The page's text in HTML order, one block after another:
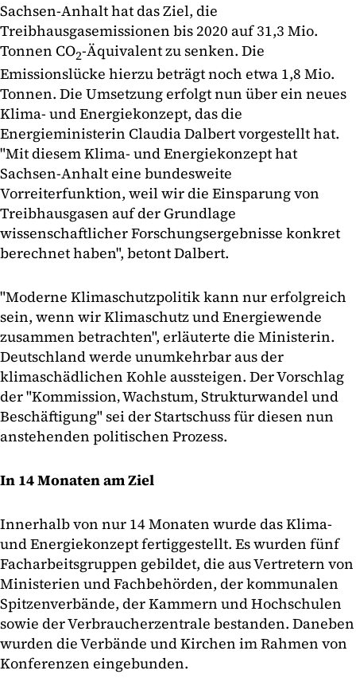
Sachsen-Anhalt hat das Ziel, die
Treibhausgasemissionen bis 2020 auf 31,3 Mio.
Tonnen CO2-Äquivalent zu senken. Die
Emissionslücke hierzu beträgt noch etwa 1,8 Mio.
Tonnen. Die Umsetzung erfolgt nun über ein neues
Klima- und Energiekonzept, das die
Energieministerin Claudia Dalbert vorgestellt hat.
"Mit diesem Klima- und Energiekonzept hat
Sachsen-Anhalt eine bundesweite
Vorreiterfunktion, weil wir die Einsparung von
Treibhausgasen auf der Grundlage
wissenschaftlicher Forschungsergebnisse konkret
berechnet haben", betont Dalbert.
"Moderne Klimaschutzpolitik kann nur erfolgreich
sein, wenn wir Klimaschutz und Energiewende
zusammen betrachten", erläuterte die Ministerin.
Deutschland werde unumkehrbar aus der
klimaschädlichen Kohle aussteigen. Der Vorschlag
der "Kommission‚ Wachstum, Strukturwandel und
Beschäftigung" sei der Startschuss für diesen nun
anstehenden politischen Prozess.
In 14 Monaten am Ziel
Innerhalb von nur 14 Monaten wurde das Klima-
und Energiekonzept fertiggestellt. Es wurden fünf
Facharbeitsgruppen gebildet, die aus Vertretern von
Ministerien und Fachbehörden, der kommunalen
Spitzenverbände, der Kammern und Hochschulen
sowie der Verbraucherzentrale bestanden. Daneben
wurden die Verbände und Kirchen im Rahmen von
Konferenzen eingebunden.